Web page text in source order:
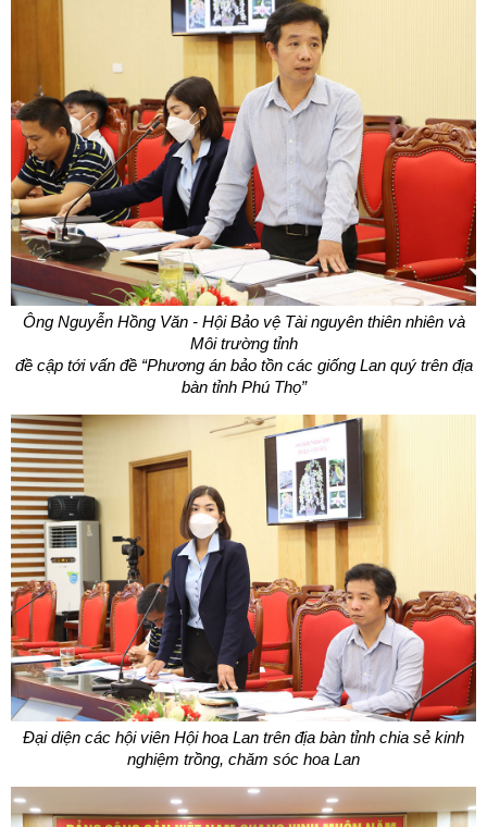
Ông Nguyễn Hồng Văn - Hội Bảo vệ Tài nguyên thiên nhiên và
Môi trường tỉnh
đề cập tới vấn đề “Phương án bảo tồn các giống Lan quý trên địa
bàn tỉnh Phú Thọ”
Đại diện các hội viên Hội hoa Lan trên địa bàn tỉnh chia sẻ kinh
nghiệm trồng, chăm sóc hoa Lan